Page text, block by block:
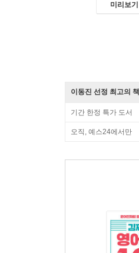
미리보기
이동진 선정 최고의 책
기간 한정 특가 도서
오직, 예스24에서만